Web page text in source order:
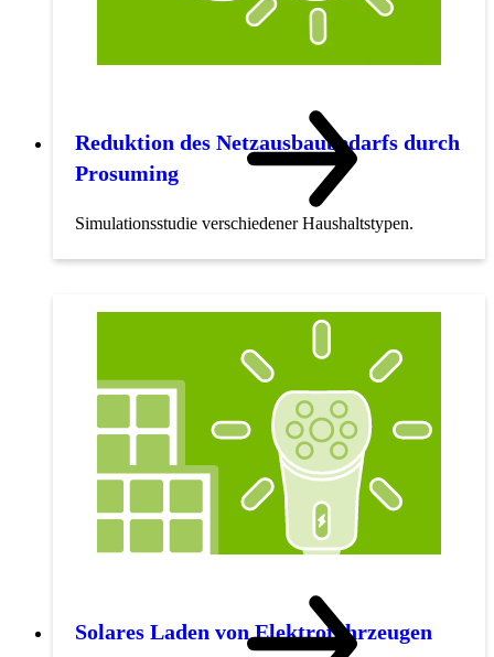
Reduktion des Netzausbaubedarfs durch
Prosuming
Simulationsstudie verschiedener Haushaltstypen.
Solares Laden von Elektrofahrzeugen